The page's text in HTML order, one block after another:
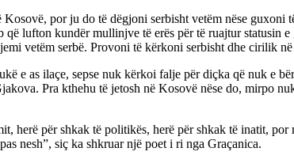
por ju do të dëgjoni serbisht vetëm nëse guxoni
lufton kundër mullinjve të erës për të ruajtur statusin
vetëm serbë. Provoni të kërkoni serbisht dhe cirilik
e as ilaçe, sepse nuk kërkoi falje për diçka që nuk e
Pra kthehu të jetosh në Kosovë nëse do, mirpo
herë për shkak të politikës, herë për shkak të inatit,
nesh”, siç ka shkruar një poet i ri nga Graçanica.